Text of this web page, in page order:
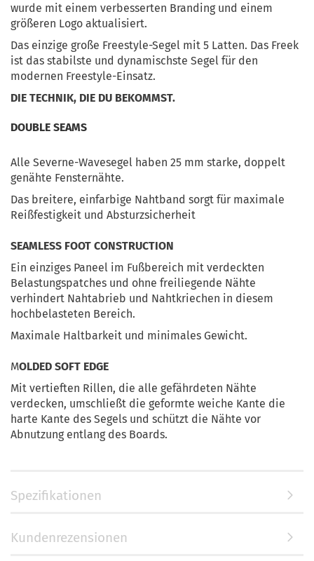
wurde mit einem verbesserten Branding und einem
größeren Logo aktualisiert.
Das einzige große Freestyle-Segel mit 5 Latten. Das Freek
ist das stabilste und dynamischste Segel für den
modernen Freestyle-Einsatz.
DIE TECHNIK, DIE DU BEKOMMST.
DOUBLE SEAMS
Alle Severne-Wavesegel haben 25 mm starke, doppelt
genähte Fensternähte.
Das breitere, einfarbige Nahtband sorgt für maximale
Reißfestigkeit und Absturzsicherheit
SEAMLESS FOOT CONSTRUCTION
Ein einziges Paneel im Fußbereich mit verdeckten
Belastungspatches und ohne freiliegende Nähte
verhindert Nahtabrieb und Nahtkriechen in diesem
hochbelasteten Bereich.
Maximale Haltbarkeit und minimales Gewicht.
MOLDED SOFT EDGE
Mit vertieften Rillen, die alle gefährdeten Nähte
verdecken, umschließt die geformte weiche Kante die
harte Kante des Segels und schützt die Nähte vor
Abnutzung entlang des Boards.
Spezifikationen
Kundenrezensionen